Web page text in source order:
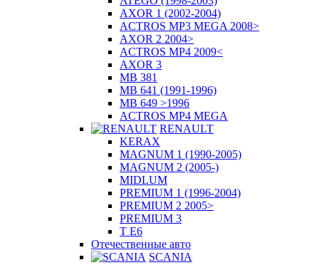
AXOR 1 (2002-2004)
ACTROS MP3 MEGA 2008>
AXOR 2 2004>
ACTROS MP4 2009<
AXOR 3
MB 381
MB 641 (1991-1996)
MB 649 >1996
ACTROS MP4 MEGA
RENAULT
KERAX
MAGNUM 1 (1990-2005)
MAGNUM 2 (2005-)
MIDLUM
PREMIUM 1 (1996-2004)
PREMIUM 2 2005>
PREMIUM 3
T E6
Отечественные авто
SCANIA